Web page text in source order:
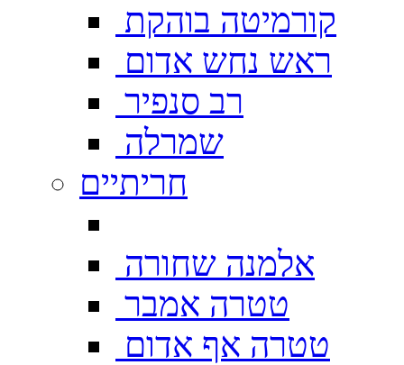
קורמיטה בוהקת
ראש נחש אדום
רב סנפיר
שמרלה
חריתיים
אלמנה שחורה
טטרה אמבר
טטרה אף אדום